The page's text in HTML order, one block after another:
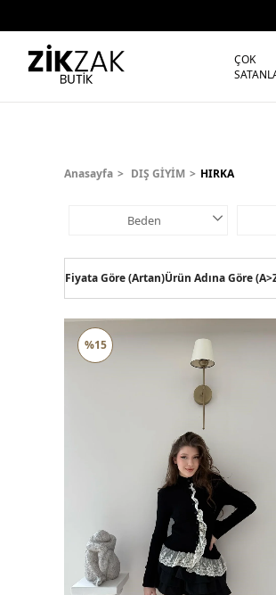
ÇOK
Anasayfa DIŞ GİYİM HIRKA
Beden
Fiyata Göre (Artan)Ürün Adına Göre
%15